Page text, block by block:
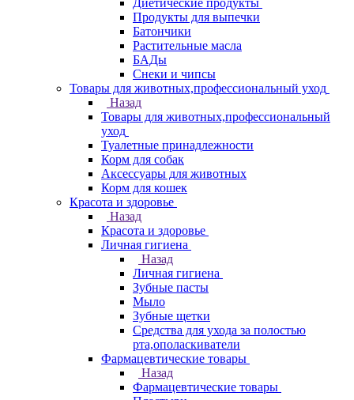
Диетические продукты
Продукты для выпечки
Батончики
Растительные масла
БАДы
Снеки и чипсы
Товары для животных,профессиональный уход
Назад
Товары для животных,профессиональный
уход
Туалетные принадлежности
Корм для собак
Аксессуары для животных
Корм для кошек
Красота и здоровье
Назад
Красота и здоровье
Личная гигиена
Назад
Личная гигиена
Зубные пасты
Мыло
Зубные щетки
Средства для ухода за полостью
рта,ополаскиватели
Фармацевтические товары
Назад
Фармацевтические товары